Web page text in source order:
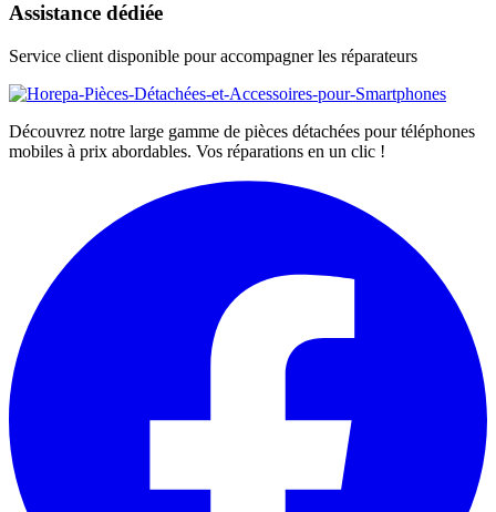
Assistance dédiée
Service client disponible pour accompagner les réparateurs
Découvrez notre large gamme de pièces détachées pour téléphones
mobiles à prix abordables. Vos réparations en un clic !